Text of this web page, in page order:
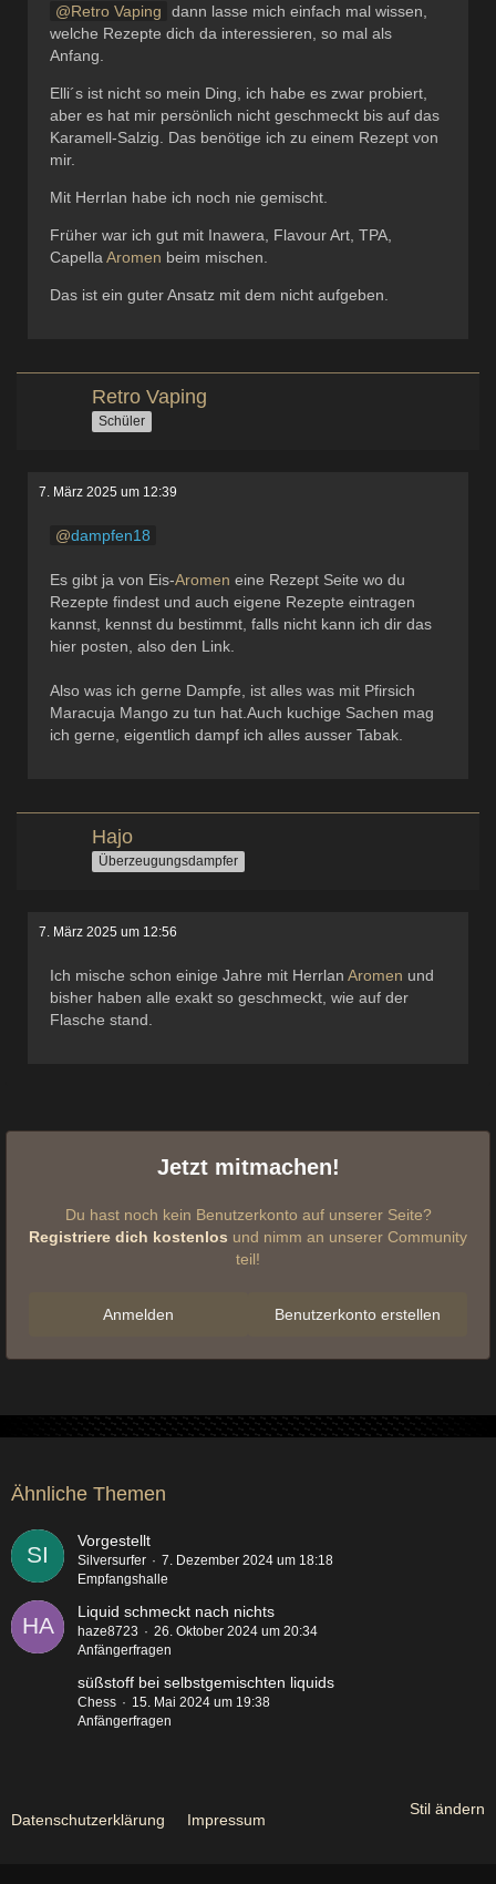
Retro Vaping
dann lasse mich einfach mal wissen,
welche Rezepte dich da interessieren, so mal als
Anfang.
Elli´s ist nicht so mein Ding, ich habe es zwar probiert,
aber es hat mir persönlich nicht geschmeckt bis auf das
Karamell-Salzig. Das benötige ich zu einem Rezept von
mir.
Mit Herrlan habe ich noch nie gemischt.
Früher war ich gut mit Inawera, Flavour Art, TPA,
Capella Aromen beim mischen.
Das ist ein guter Ansatz mit dem nicht aufgeben.
Retro Vaping
Schüler
7. März 2025 um 12:39
dampfen18
Es gibt ja von Eis-Aromen eine Rezept Seite wo du
Rezepte findest und auch eigene Rezepte eintragen
kannst, kennst du bestimmt, falls nicht kann ich dir das
hier posten, also den Link.
Also was ich gerne Dampfe, ist alles was mit Pfirsich
Maracuja Mango zu tun hat.Auch kuchige Sachen mag
ich gerne, eigentlich dampf ich alles ausser Tabak.
Hajo
Überzeugungsdampfer
7. März 2025 um 12:56
Ich mische schon einige Jahre mit Herrlan Aromen und
bisher haben alle exakt so geschmeckt, wie auf der
Flasche stand.
Jetzt mitmachen!
Du hast noch kein Benutzerkonto auf unserer Seite?
Registriere dich kostenlos und nimm an unserer Community
teil!
Benutzerkonto erstellen
Anmelden
Ähnliche Themen
Vorgestellt
Silversurfer
7. Dezember 2024 um 18:18
Empfangshalle
Liquid schmeckt nach nichts
haze8723
26. Oktober 2024 um 20:34
Anfängerfragen
süßstoff bei selbstgemischten liquids
Chess
15. Mai 2024 um 19:38
Anfängerfragen
Stil ändern
Datenschutzerklärung Impressum